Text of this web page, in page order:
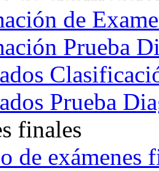
de
Prueba
Prueba
finales
de exámenes